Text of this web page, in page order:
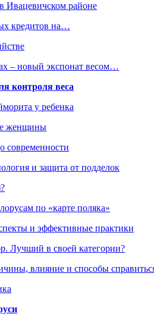
Ивацевичском районе
кредитов на…
– новый экспонат весом…
контроля веса
у ребенка
женщины
современности
и защита от подделок
по «карте поляка»
и эффективные практики
Лучший в своей категории?
влияние и способы